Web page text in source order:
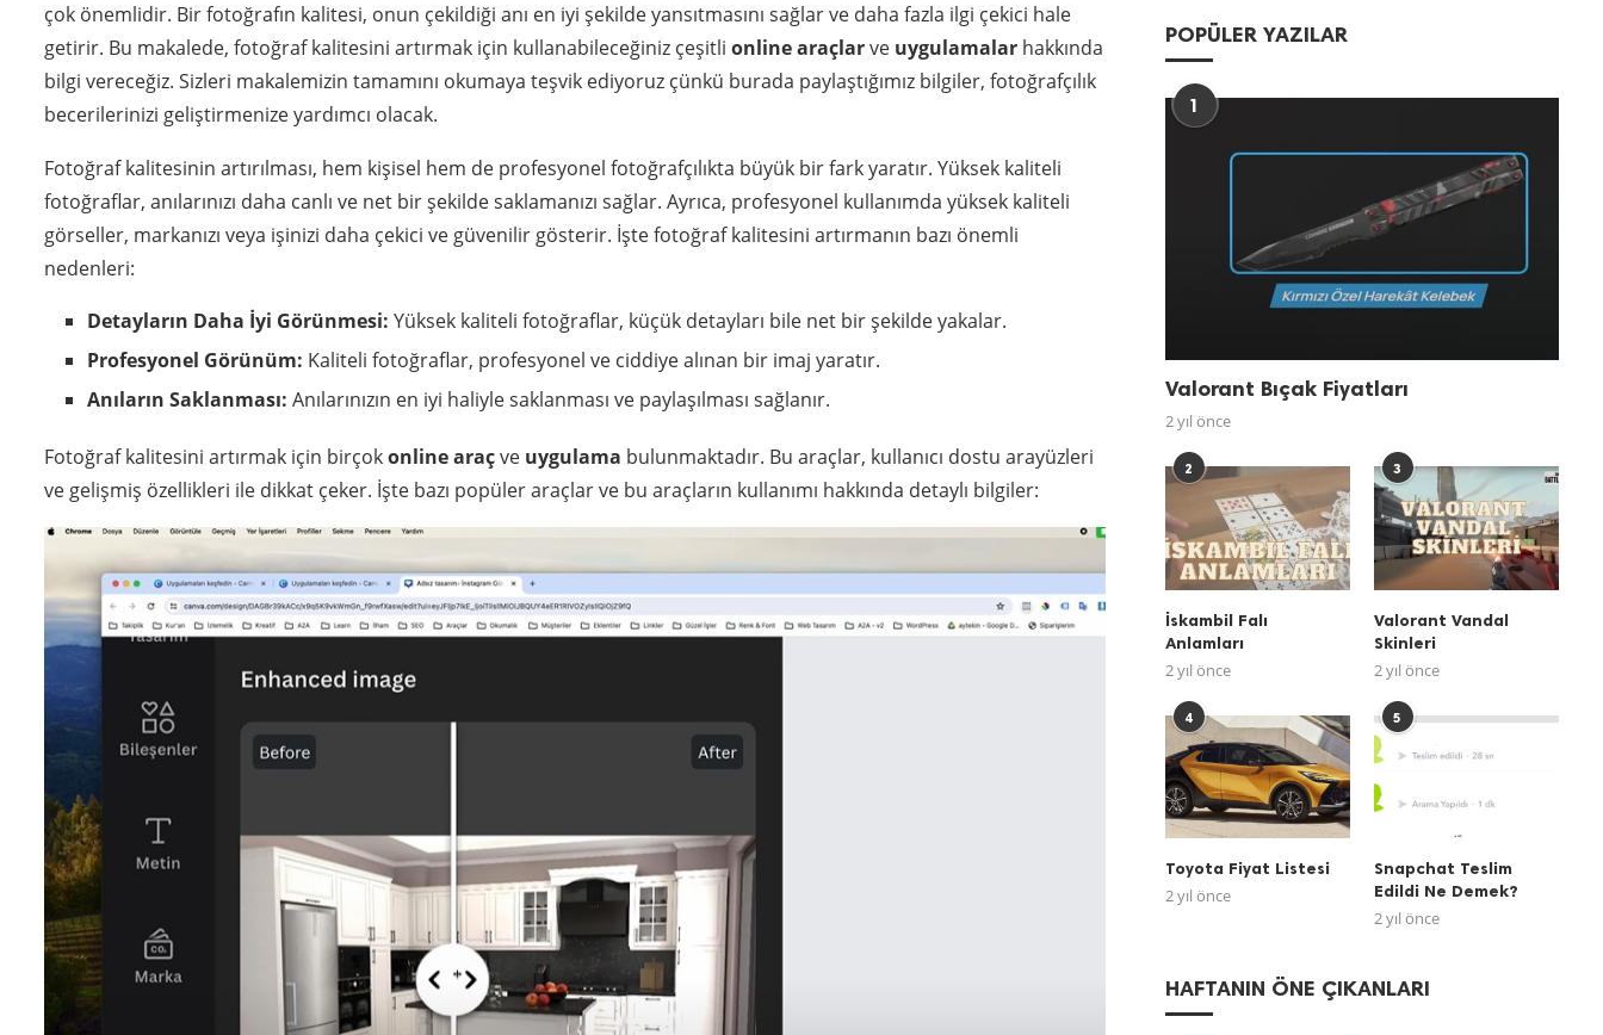
çok önemlidir. Bir fotoğrafın kalitesi, onun çekildiği anı en iyi şekilde yansıtmasını sağlar ve daha fazla ilgi çekici hale
getirir. Bu makalede, fotoğraf kalitesini artırmak için kullanabileceğiniz çeşitli online araçlarve uygulamalar hakkında
bilgi vereceğiz. Sizleri makalemizin tamamını okumaya teşvik ediyoruz çünkü burada paylaştığımız bilgiler, fotoğrafçılık
becerilerinizi geliştirmenize yardımcı olacak.
Fotoğraf kalitesinin artırılması, hem kişisel hem de profesyonel fotoğrafçılıkta büyük bir fark yaratır. Yüksek kaliteli
fotoğraflar, anılarınızı daha canlı ve net bir şekilde saklamanızı sağlar. Ayrıca, profesyonel kullanımda yüksek kaliteli
görseller, markanızı veya işinizi daha çekici ve güvenilir gösterir. İşte fotoğraf kalitesini artırmanın bazı önemli
nedenleri:
Detayların Daha İyi Görünmesi: Yüksek kaliteli fotoğraflar, küçük detayları bile net bir şekilde yakalar.
Profesyonel Görünüm: Kaliteli fotoğraflar, profesyonel ve ciddiye alınan bir imaj yaratır.
Anıların Saklanması: Anılarınızın en iyi haliyle saklanması ve paylaşılması sağlanır.
Fotoğraf kalitesini artırmak için birçokonline araçve uygulama bulunmaktadır. Bu araçlar, kullanıcı dostu arayüzleri
ve gelişmiş özellikleri ile dikkat çeker. İşte bazı popüler araçlar ve bu araçların kullanımı hakkında detaylı bilgiler:
POPÜLER YAZILAR
1
Valorant Bıçak Fiyatları
2 yıl önce
2
İskambil Falı
Anlamları
2 yıl önce
3
Valorant Vandal
Skinleri
2 yıl önce
4
Toyota Fiyat Listesi
2 yıl önce
5
Snapchat Teslim
Edildi Ne Demek?
2 yıl önce
HAFTANIN ÖNE ÇIKANLARI